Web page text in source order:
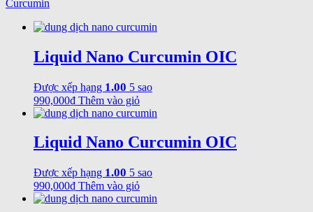
Curcumin
Liquid Nano Curcumin OIC
Được xếp hạng 1.00 5 sao
990,000₫ Thêm vào giỏ
Liquid Nano Curcumin OIC
Được xếp hạng 1.00 5 sao
990,000₫ Thêm vào giỏ